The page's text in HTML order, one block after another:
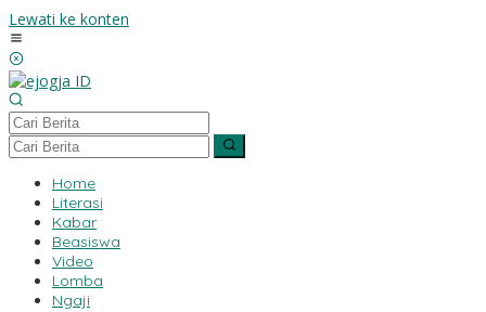
Lewati ke konten
Home
Literasi
Kabar
Beasiswa
Video
Lomba
Ngaji